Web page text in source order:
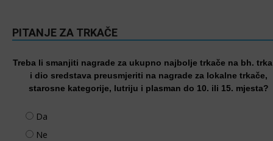
PITANJE ZA TRKAČE
Treba li smanjiti nagrade za ukupno najbolje trkače na bh.
i dio sredstava preusmjeriti na nagrade za lokalne trkače,
starosne kategorije, lutriju i plasman do 10. ili 15. mjesta?
Da
Ne